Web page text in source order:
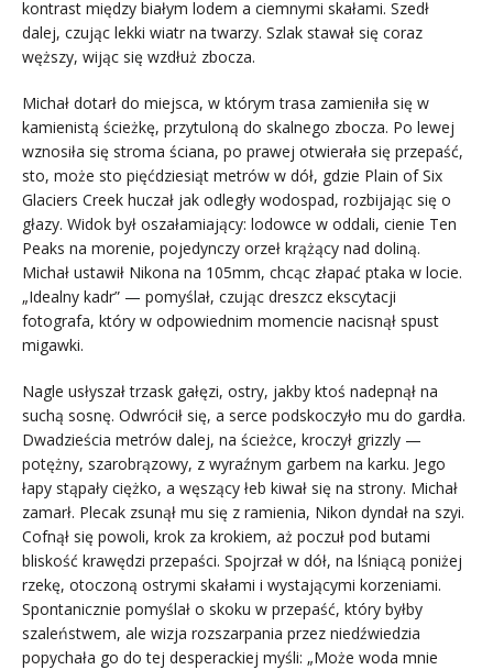
kontrast między białym lodem a ciemnymi skałami. Szedł
dalej, czując lekki wiatr na twarzy. Szlak stawał się coraz
węższy, wijąc się wzdłuż zbocza.
Michał dotarł do miejsca, w którym trasa zamieniła się w
kamienistą ścieżkę, przytuloną do skalnego zbocza. Po lewej
wznosiła się stroma ściana, po prawej otwierała się przepaść,
sto, może sto pięćdziesiąt metrów w dół, gdzie Plain of Six
Glaciers Creek huczał jak odległy wodospad, rozbijając się o
głazy. Widok był oszałamiający: lodowce w oddali, cienie Ten
Peaks na morenie, pojedynczy orzeł krążący nad doliną.
Michał ustawił Nikona na 105mm, chcąc złapać ptaka w locie.
„Idealny kadr” — pomyślał, czując dreszcz ekscytacji
fotografa, który w odpowiednim momencie nacisnął spust
migawki.
Nagle usłyszał trzask gałęzi, ostry, jakby ktoś nadepnął na
suchą sosnę. Odwrócił się, a serce podskoczyło mu do gardła.
Dwadzieścia metrów dalej, na ścieżce, kroczył grizzly —
potężny, szarobrązowy, z wyraźnym garbem na karku. Jego
łapy stąpały ciężko, a węszący łeb kiwał się na strony. Michał
zamarł. Plecak zsunął mu się z ramienia, Nikon dyndał na szyi.
Cofnął się powoli, krok za krokiem, aż poczuł pod butami
bliskość krawędzi przepaści. Spojrzał w dół, na lśniącą poniżej
rzekę, otoczoną ostrymi skałami i wystającymi korzeniami.
Spontanicznie pomyślał o skoku w przepaść, który byłby
szaleństwem, ale wizja rozszarpania przez niedźwiedzia
popychała go do tej desperackiej myśli: „Może woda mnie